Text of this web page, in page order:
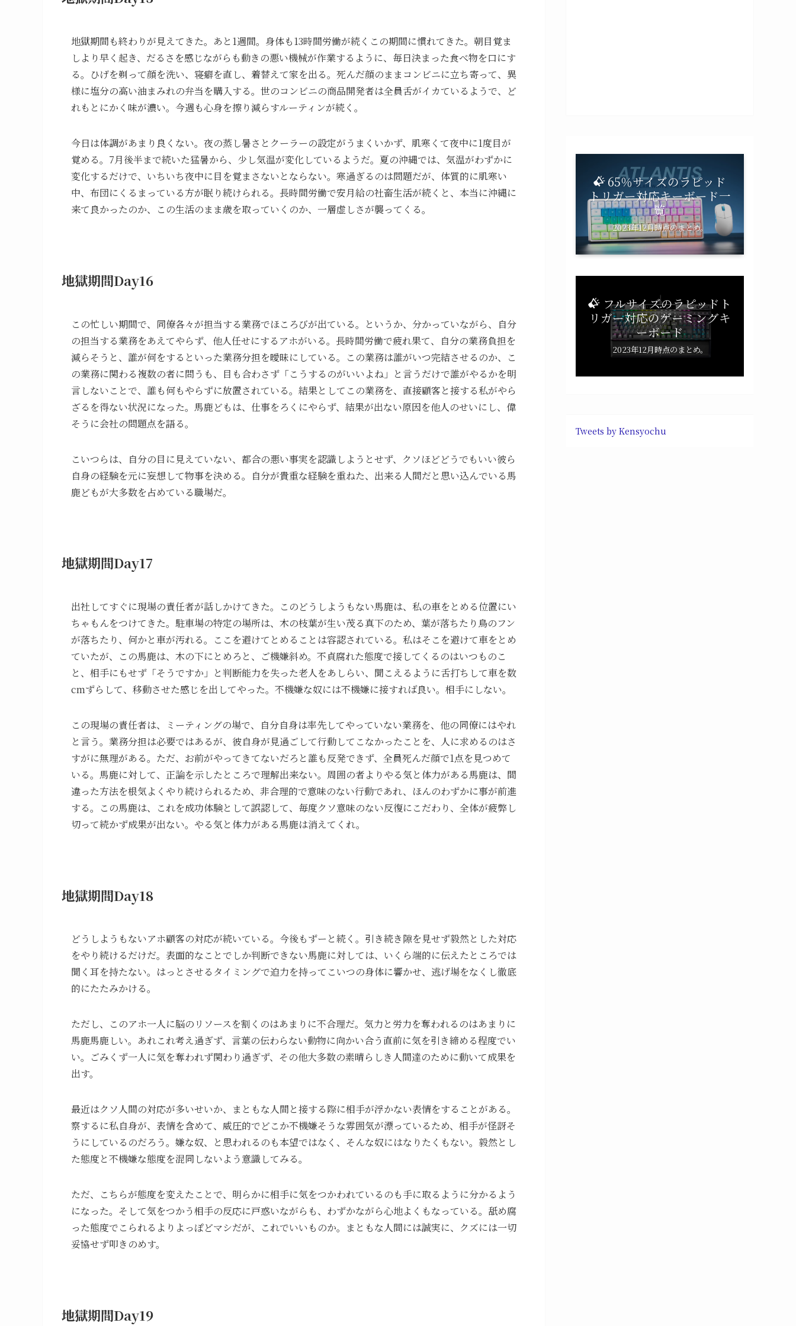
地獄期間も終わりが見えてきた。あと1週間。身体も13時間労働が続くこの期間に慣れてきた。朝目覚ま
しより早く起き、だるさを感じながらも動きの悪い機械が作業するように、毎日決まった食べ物を口にす
る。ひげを剃って顔を洗い、寝癖を直し、着替えて家を出る。死んだ顔のままコンビニに立ち寄って、異
様に塩分の高い油まみれの弁当を購入する。世のコンビニの商品開発者は全員舌がイカているようで、ど
れもとにかく味が濃い。今週も心身を擦り減らすルーティンが続く。
今日は体調があまり良くない。夜の蒸し暑さとクーラーの設定がうまくいかず、肌寒くて夜中に1度目が
覚める。7月後半まで続いた猛暑から、少し気温が変化しているようだ。夏の沖縄では、気温がわずかに
変化するだけで、いちいち夜中に目を覚まさないとならない。寒過ぎるのは問題だが、体質的に肌寒い
中、布団にくるまっている方が眠り続けられる。長時間労働で安月給の社畜生活が続くと、本当に沖縄に
来て良かったのか、この生活のまま歳を取っていくのか、一層虚しさが襲ってくる。
地獄期間Day16
この忙しい期間で、同僚各々が担当する業務でほころびが出ている。というか、分かっていながら、自分
の担当する業務をあえてやらず、他人任せにするアホがいる。長時間労働で疲れ果て、自分の業務負担を
減らそうと、誰が何をするといった業務分担を曖昧にしている。この業務は誰がいつ完結させるのか、こ
の業務に関わる複数の者に問うも、目も合わさず「こうするのがいいよね」と言うだけで誰がやるかを明
言しないことで、誰も何もやらずに放置されている。結果としてこの業務を、直接顧客と接する私がやら
ざるを得ない状況になった。馬鹿どもは、仕事をろくにやらず、結果が出ない原因を他人のせいにし、偉
そうに会社の問題点を語る。
こいつらは、自分の目に見えていない、都合の悪い事実を認識しようとせず、クソほどどうでもいい彼ら
自身の経験を元に妄想して物事を決める。自分が貴重な経験を重ねた、出来る人間だと思い込んでいる馬
鹿どもが大多数を占めている職場だ。
地獄期間Day17
出社してすぐに現場の責任者が話しかけてきた。このどうしようもない馬鹿は、私の車をとめる位置にい
ちゃもんをつけてきた。駐車場の特定の場所は、木の枝葉が生い茂る真下のため、葉が落ちたり鳥のフン
が落ちたり、何かと車が汚れる。ここを避けてとめることは容認されている。私はそこを避けて車をとめ
ていたが、この馬鹿は、木の下にとめろと、ご機嫌斜め。不貞腐れた態度で接してくるのはいつものこ
と、相手にもせず「そうですか」と判断能力を失った老人をあしらい、聞こえるように舌打ちして車を数
cmずらして、移動させた感じを出してやった。不機嫌な奴には不機嫌に接すれば良い。相手にしない。
この現場の責任者は、ミーティングの場で、自分自身は率先してやっていない業務を、他の同僚にはやれ
と言う。業務分担は必要ではあるが、彼自身が見過ごして行動してこなかったことを、人に求めるのはさ
すがに無理がある。ただ、お前がやってきてないだろと誰も反発できず、全員死んだ顔で1点を見つめて
いる。馬鹿に対して、正論を示したところで理解出来ない。周囲の者よりやる気と体力がある馬鹿は、間
違った方法を根気よくやり続けられるため、非合理的で意味のない行動であれ、ほんのわずかに事が前進
する。この馬鹿は、これを成功体験として誤認して、毎度クソ意味のない反復にこだわり、全体が疲弊し
切って続かず成果が出ない。やる気と体力がある馬鹿は消えてくれ。
地獄期間Day18
どうしようもないアホ顧客の対応が続いている。今後もずーと続く。引き続き隙を見せず毅然とした対応
をやり続けるだけだ。表面的なことでしか判断できない馬鹿に対しては、いくら端的に伝えたところでは
聞く耳を持たない。はっとさせるタイミングで迫力を持ってこいつの身体に響かせ、逃げ場をなくし徹底
的にたたみかける。
ただし、このアホ一人に脳のリソースを割くのはあまりに不合理だ。気力と労力を奪われるのはあまりに
馬鹿馬鹿しい。あれこれ考え過ぎず、言葉の伝わらない動物に向かい合う直前に気を引き締める程度でい
い。ごみくず一人に気を奪われず関わり過ぎず、その他大多数の素晴らしき人間達のために動いて成果を
出す。
最近はクソ人間の対応が多いせいか、まともな人間と接する際に相手が浮かない表情をすることがある。
察するに私自身が、表情を含めて、威圧的でどこか不機嫌そうな雰囲気が漂っているため、相手が怪訝そ
うにしているのだろう。嫌な奴、と思われるのも本望ではなく、そんな奴にはなりたくもない。毅然とし
た態度と不機嫌な態度を混同しないよう意識してみる。
ただ、こちらが態度を変えたことで、明らかに相手に気をつかわれているのも手に取るように分かるよう
になった。そして気をつかう相手の反応に戸惑いながらも、わずかながら心地よくもなっている。舐め腐
った態度でこられるよりよっぽどマシだが、これでいいものか。まともな人間には誠実に、クズには一切
妥協せず叩きのめす。
地獄期間Day19
65％サイズのラピッド
トリガー対応キーボード一
覧
2023年12月時点のまとめ。
フルサイズのラピッドト
リガー対応のゲーミングキ
ーボード
2023年12月時点のまとめ。
Tweets by Kensyochu